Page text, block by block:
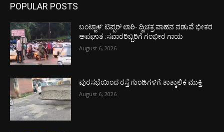
POPULAR POSTS
ಬಂಟ್ವಾಳ: ಟಿಪ್ಪರ್ ಲಾರಿ- ದ್ವಿಚಕ್ರ ವಾಹನ ನಡುವೆ ಭೀಕರ
ಅಪಘಾತ :ಸವಾರರಿಬ್ಬರಿಗೆ ಗಂಭೀರ ಗಾಯ
August 6, 2026
ಪುರಸಭೆಯಿಂದ ರಸ್ತೆ ಗುಂಡಿಗಳಿಗೆ ತಾತ್ಕಾಲಿಕ ಮುಕ್ತಿ
August 6, 2026